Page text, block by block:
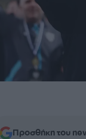
Προσθήκη του